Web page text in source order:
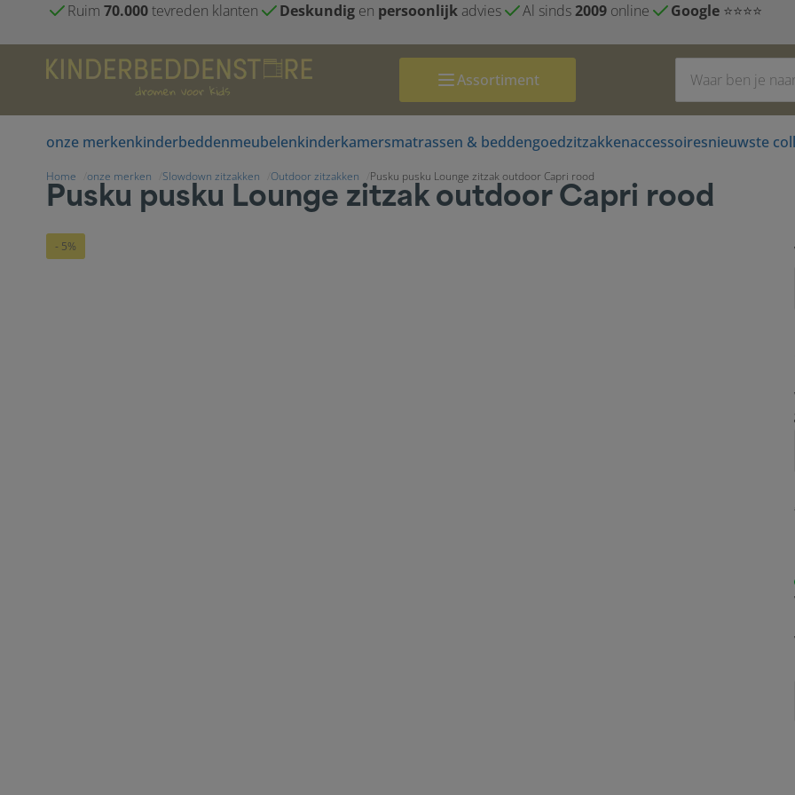
Ruim 70.000tevreden klanten Deskundig en persoonlijk advies Al sinds2009 online Google ⭐⭐⭐⭐
Assortiment
onze merkenkinderbeddenmeubelenkinderkamersmatrassen & beddengoedzitzakkenaccessoiresnieuwste
Home onze merken Slowdown zitzakken Outdoor zitzakken Pusku pusku Lounge zitzak outdoor Capri rood
Pusku pusku Lounge zitzak outdoor Capri rood
- 5%